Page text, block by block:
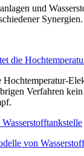
und
Synergien.
die
Hochtemperatur-
Verfahren kein
von